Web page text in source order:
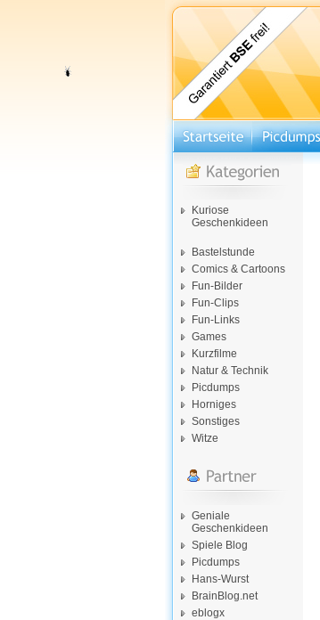
Kuriose
Geschenkideen
Bastelstunde
Comics & Cartoons
Fun-Bilder
Fun-Clips
Fun-Links
Games
Kurzfilme
Natur & Technik
Picdumps
Horniges
Sonstiges
Witze
Geniale
Geschenkideen
Spiele Blog
Picdumps
Hans-Wurst
BrainBlog.net
eblogx